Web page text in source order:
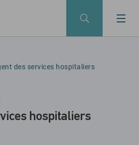
des services hospitaliers
hospitaliers